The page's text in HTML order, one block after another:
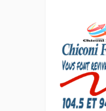
Kira Bacar
Adacolo pour
Le port de
Longoni